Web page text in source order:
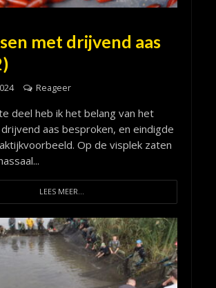
met drijvend aas
Reageer
deel heb ik het belang van het
aas besproken, en eindigde
Op de visplek zaten
LEES MEER...